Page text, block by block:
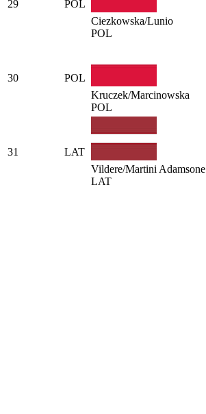
29
POL
Ciezkowska/Lunio
POL
30
POL
Kruczek/Marcinowska
POL
31
LAT
Vildere/Martini Adamsone
LAT